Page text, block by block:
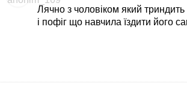
Лячно з чоловіком який триндить
і пофіг що навчила їздити його